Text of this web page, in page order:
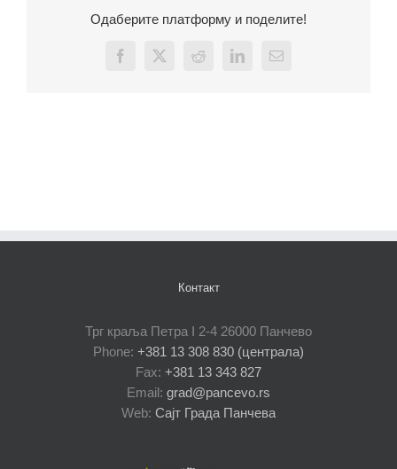
Одаберите платформу и поделите!
Facebook
X Reddit LinkedInEmail
Контакт
Трг краља Петра I 2-4 26000 Панчево
Phone: +381 13 308 830 (централа)
Fax: +381 13 343 827
Email: grad@pancevo.rs
Web: Сајт Града Панчева